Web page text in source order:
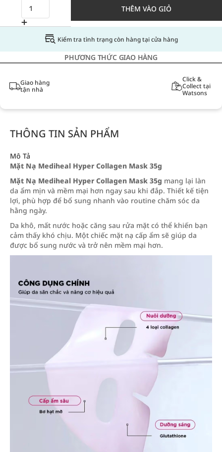
THÊM VÀO GIỎ
Kiểm tra tình trạng còn hàng tại cửa hàng
PHƯƠNG THỨC GIAO HÀNG
Giao hàng
tận nhà
Click &
Collect tại
Watsons
THÔNG TIN SẢN PHẨM
Mô Tả
Mặt Nạ Mediheal Hyper Collagen Mask 35g
Mặt Nạ Mediheal Hyper Collagen Mask 35g mang lại làn
da ẩm mịn và mềm mại hơn ngay sau khi đắp. Thiết kế tiện
lợi, phù hợp để bổ sung nhanh vào routine chăm sóc da
hằng ngày.
Da khô, mất nước hoặc căng sau rửa mặt có thể khiến bạn
cảm thấy khó chịu. Một chiếc mặt nạ cấp ẩm sẽ giúp da
được bổ sung nước và trở nên mềm mại hơn.